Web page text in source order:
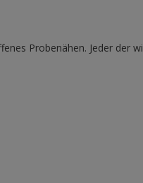
Probenähen. Jeder der